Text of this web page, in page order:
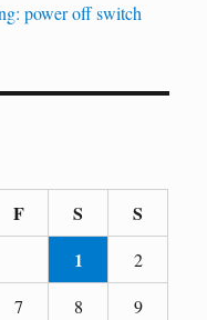
power off switch
F S
S
1
2
7 8
9